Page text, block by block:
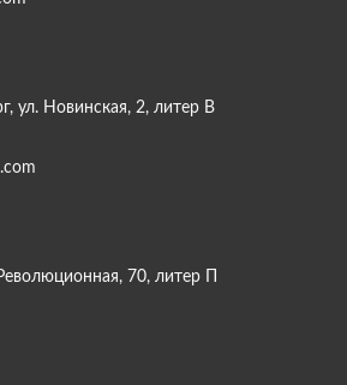
ул. Новинская, 2, литер В
70, литер П